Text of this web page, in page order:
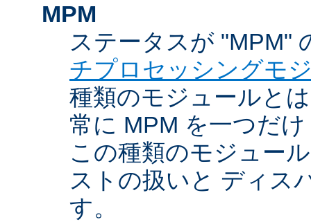
MPM
ステータスが "MPM"
チプロセッシングモ
種類のモジュールと
常に MPM を一つだ
この種類のモジュー
ストの扱いと ディス
す。